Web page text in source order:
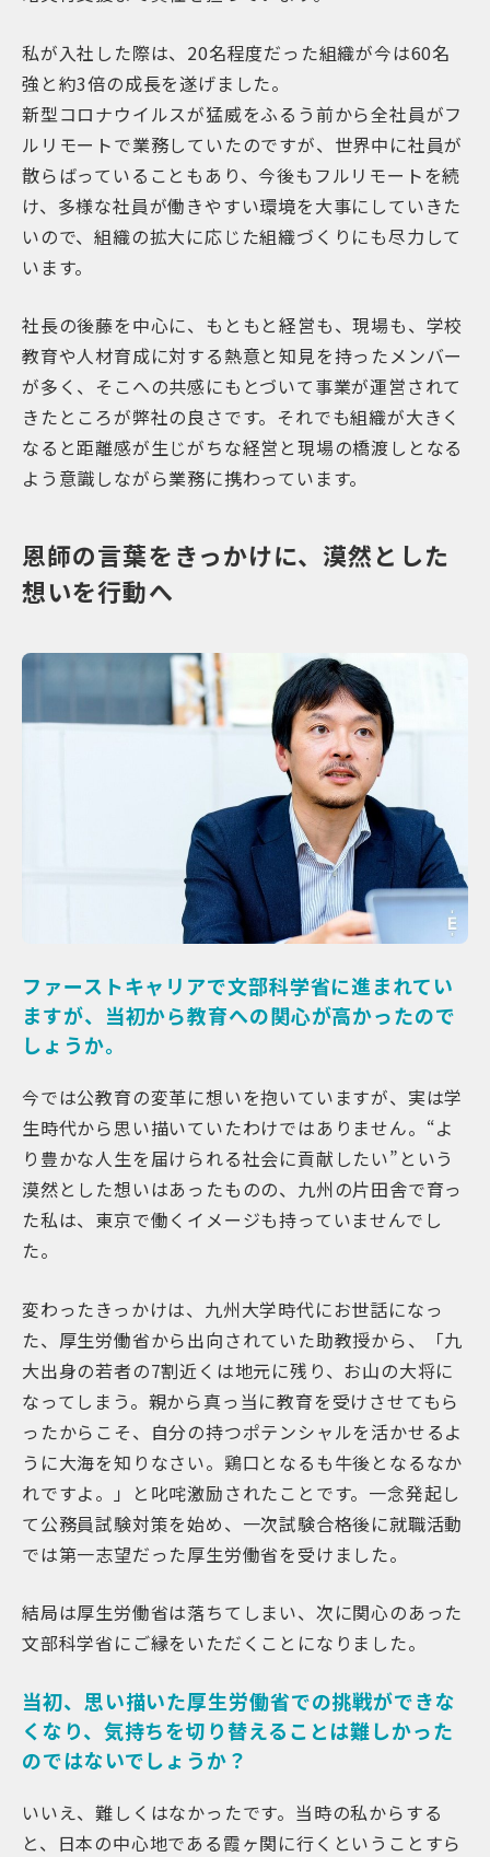
私が入社した際は、20名程度だった組織が今は60名
強と約3倍の成長を遂げました。
新型コロナウイルスが猛威をふるう前から全社員がフ
ルリモートで業務していたのですが、世界中に社員が
散らばっていることもあり、今後もフルリモートを続
け、多様な社員が働きやすい環境を大事にしていきた
いので、組織の拡大に応じた組織づくりにも尽力して
います。
社長の後藤を中心に、もともと経営も、現場も、学校
教育や人材育成に対する熱意と知見を持ったメンバー
が多く、そこへの共感にもとづいて事業が運営されて
きたところが弊社の良さです。それでも組織が大きく
なると距離感が生じがちな経営と現場の橋渡しとなる
よう意識しながら業務に携わっています。
恩師の言葉をきっかけに、漠然とした
想いを行動へ
ファーストキャリアで文部科学省に進まれてい
ますが、当初から教育への関心が高かったので
しょうか。
今では公教育の変革に想いを抱いていますが、実は学
生時代から思い描いていたわけではありません。“よ
り豊かな人生を届けられる社会に貢献したい”という
漠然とした想いはあったものの、九州の片田舎で育っ
た私は、東京で働くイメージも持っていませんでし
た。
変わったきっかけは、九州大学時代にお世話になっ
た、厚生労働省から出向されていた助教授から、「九
大出身の若者の7割近くは地元に残り、お山の大将に
なってしまう。親から真っ当に教育を受けさせてもら
ったからこそ、自分の持つポテンシャルを活かせるよ
うに大海を知りなさい。鶏口となるも牛後となるなか
れですよ。」と叱咤激励されたことです。一念発起し
て公務員試験対策を始め、一次試験合格後に就職活動
では第一志望だった厚生労働省を受けました。
結局は厚生労働省は落ちてしまい、次に関心のあった
文部科学省にご縁をいただくことになりました。
当初、思い描いた厚生労働省での挑戦ができな
くなり、気持ちを切り替えることは難しかった
のではないでしょうか？
いいえ、難しくはなかったです。当時の私からする
と、日本の中心地である霞ヶ関に行くということすら